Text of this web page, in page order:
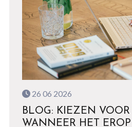
26 06 2026
BLOG: KIEZEN
WANNEER HET